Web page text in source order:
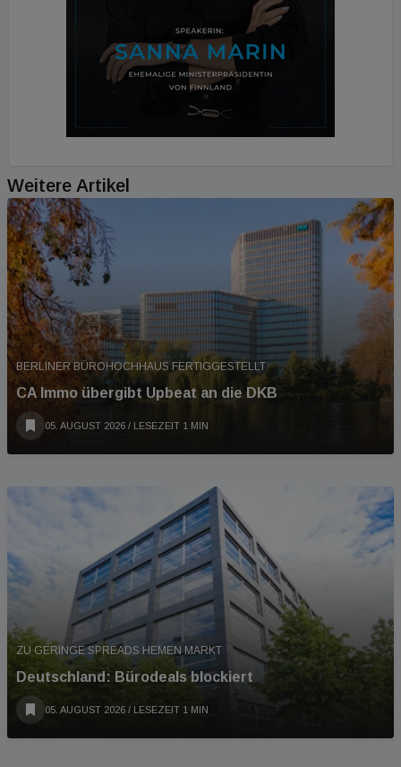
Weitere Artikel
BERLINER BÜROHOCHHAUS FERTIGGESTELLT
CA Immo übergibt Upbeat an die DKB
05. AUGUST 2026 / LESEZEIT 1 MIN
ZU GERINGE SPREADS HEMEN MARKT
Deutschland: Bürodeals blockiert
05. AUGUST 2026 / LESEZEIT 1 MIN